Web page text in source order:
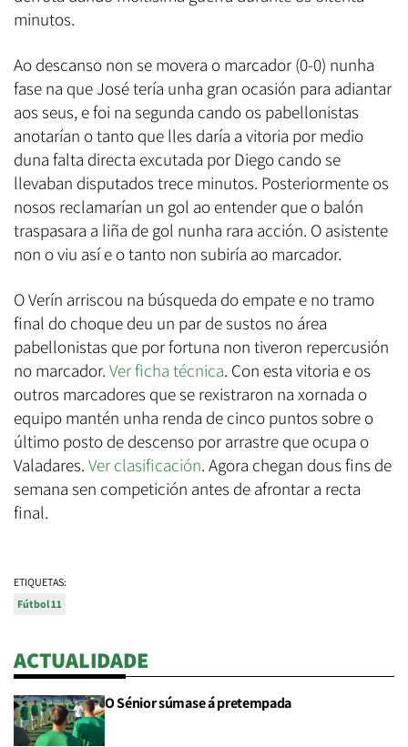
minutos.
Ao descanso non se movera o marcador (0-0) nunha
fase na que José tería unha gran ocasión para adiantar
aos seus, e foi na segunda cando os pabellonistas
anotarían o tanto que lles daría a vitoria por medio
duna falta directa excutada por Diego cando se
llevaban disputados trece minutos. Posteriormente os
nosos reclamarían un gol ao entender que o balón
traspasara a liña de gol nunha rara acción. O asistente
non o viu así e o tanto non subiría ao marcador.
O Verín arriscou na búsqueda do empate e no tramo
final do choque deu un par de sustos no área
pabellonistas que por fortuna non tiveron repercusión
no marcador. Ver ficha técnica. Con esta vitoria e os
outros marcadores que se rexistraron na xornada o
equipo mantén unha renda de cinco puntos sobre o
último posto de descenso por arrastre que ocupa o
Valadares. Ver clasificación. Agora chegan dous fins de
semana sen competición antes de afrontar a recta
final.
ETIQUETAS:
Fútbol 11
ACTUALIDADE
O Sénior súmase á pretempada